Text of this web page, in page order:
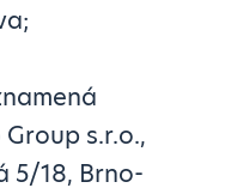
s.r.o.,
5/18, Brno-